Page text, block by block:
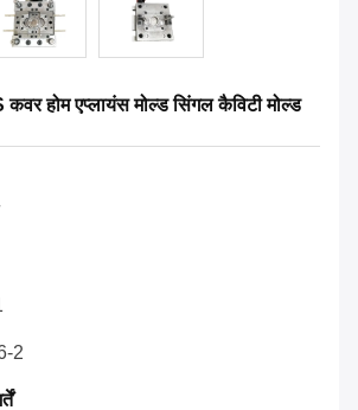
होम एप्लायंस मोल्ड सिंगल कैविटी मोल्ड
2